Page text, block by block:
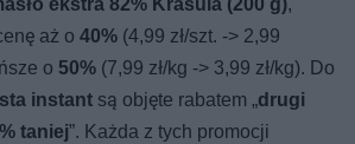
aż o40% (4,99 zł/szt. -> 2,99
o 50% (7,99 zł/kg -> 3,99 zł/kg). Do
instant są objęte rabatem „drugi
taniej”. Każda z tych promocji